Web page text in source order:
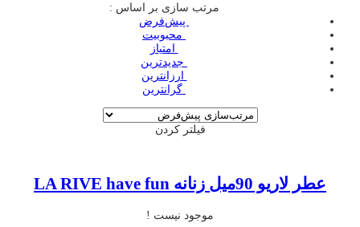
مرتب سازی بر اساس :
‌ پیش‌فرض
‌ محبوبیت
‌ امتیاز
‌ جدیدترین
‌ ارزانترین
‌ گرانترین
فیلتر کردن
عطر لاریو 90میل زنانه LA RIVE have fun
موجود نیست !